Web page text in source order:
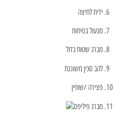
ידית לחיצה
מנעול בטיחות
מברג שטוח גדול
להב סכין משוננת
פצירה /שופין
מברג פיליפס